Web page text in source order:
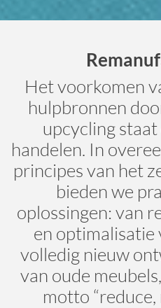
Het voorkomen
hulpbronnen
upcycling
handelen. In
principes van het
bieden we
oplossingen: van
en optimalisatie
volledig nieuw
van oude
motto “reduce,